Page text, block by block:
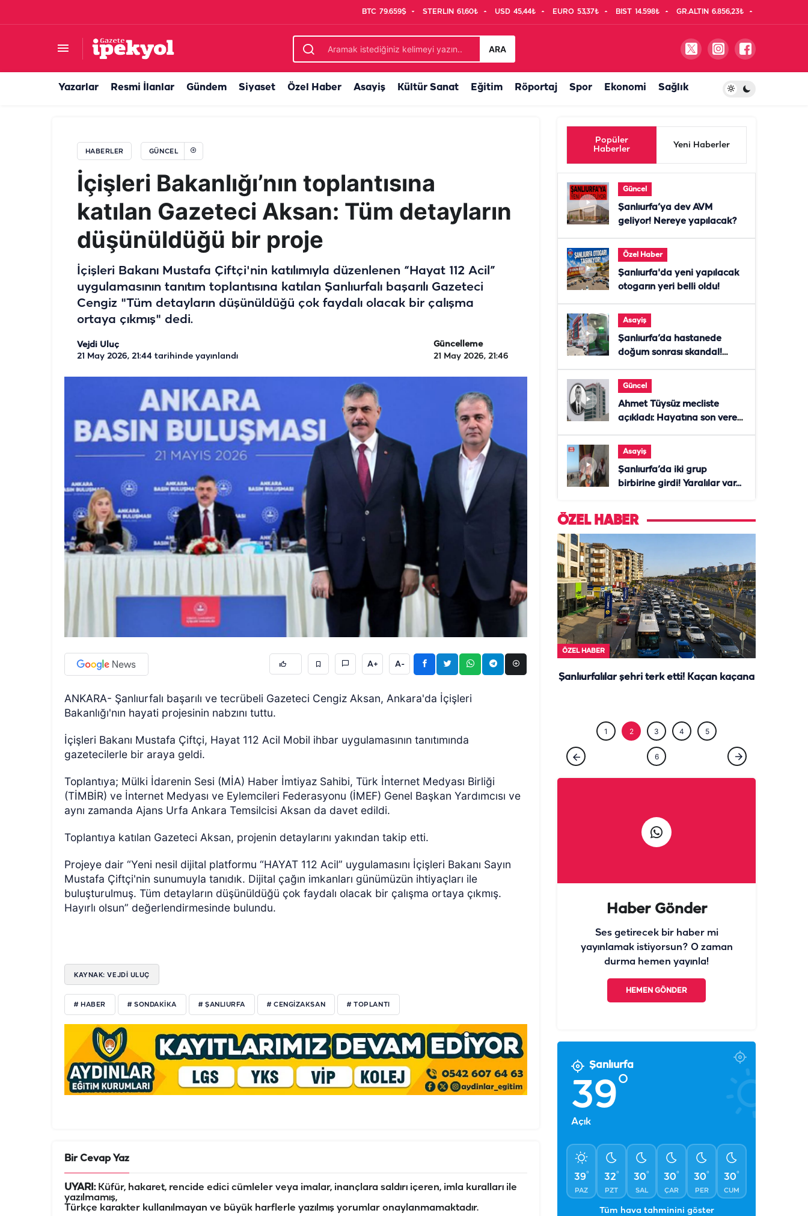
BTC 79.659$ STERLIN 61,60₺ USD 45,44₺ EURO 53,37₺ BIST 14.598₺ GR.ALTIN 6.856,23₺
ARA
Yazarlar Resmi İlanlar Gündem Siyaset Özel Haber Asayiş Kültür Sanat Eğitim Röportaj Spor Ekonomi Sağlık
HABERLER GÜNCEL
İçişleri Bakanlığı’nın toplantısına
katılan Gazeteci Aksan: Tüm detayların
düşünüldüğü bir proje
İçişleri Bakanı Mustafa Çiftçi'nin katılımıyla düzenlenen “Hayat 112 Acil”
uygulamasının tanıtım toplantısına katılan Şanlıurfalı başarılı Gazeteci
Cengiz "Tüm detayların düşünüldüğü çok faydalı olacak bir çalışma
ortaya çıkmış" dedi.
Vejdi Uluç
21 May 2026, 21:44 tarihinde yayınlandı
Güncelleme
21 May 2026, 21:46
A+ A-
ANKARA- Şanlıurfalı başarılı ve tecrübeli Gazeteci Cengiz Aksan, Ankara'da İçişleri
Bakanlığı'nın hayati projesinin nabzını tuttu.
İçişleri Bakanı Mustafa Çiftçi, Hayat 112 Acil Mobil ihbar uygulamasının tanıtımında
gazetecilerle bir araya geldi.
Toplantıya; Mülki İdarenin Sesi (MİA) Haber İmtiyaz Sahibi, Türk İnternet Medyası Birliği
(TİMBİR) ve İnternet Medyası ve Eylemcileri Federasyonu (İMEF) Genel Başkan Yardımcısı ve
aynı zamanda Ajans Urfa Ankara Temsilcisi Aksan da davet edildi.
Toplantıya katılan Gazeteci Aksan, projenin detaylarını yakından takip etti.
Projeye dair “Yeni nesil dijital platformu “HAYAT 112 Acil” uygulamasını İçişleri Bakanı Sayın
Mustafa Çiftçi'nin sunumuyla tanıdık. Dijital çağın imkanları günümüzün ihtiyaçları ile
buluşturulmuş. Tüm detayların düşünüldüğü çok faydalı olacak bir çalışma ortaya çıkmış.
Hayırlı olsun” değerlendirmesinde bulundu.
KAYNAK: VEJDI ULUÇ
# HABER # SONDAKIKA # ŞANLIURFA # CENGIZAKSAN # TOPLANTI
Bir Cevap Yaz
UYARI:Küfür, hakaret, rencide edici cümleler veya imalar, inançlara saldırı içeren, imla kuralları ile
yazılmamış,
Türkçe karakter kullanılmayan ve büyük harflerle yazılmış yorumlar onaylanmamaktadır.
Popüler
Haberler
Yeni Haberler
Güncel
Şanlıurfa’ya dev AVM
geliyor! Nereye yapılacak?
Özel Haber
Şanlıurfa'da yeni yapılacak
otogarın yeri belli oldu!
Asayiş
Şanlıurfa’da hastanede
doğum sonrası skandal!
Güncel
Ahmet Tüysüz mecliste
açıkladı: Hayatına son veren
ölmezdim" notunu bıraktı
Asayiş
Şanlıurfa’da iki grup
birbirine girdi! Yaralılar var...
ÖZEL HABER
ÖZEL HABER
Şanlıurfalılar şehri terk etti! Kaçan kaçana
1 2 3 4 5
6
Haber Gönder
Ses getirecek bir haber mi
yayınlamak istiyorsun? O zaman
durma hemen yayınla!
HEMEN GÖNDER
Şanlıurfa
39°
Açık
39°
PAZ
32°
PZT
30°
SAL
30°
ÇAR
30°
PER
30°
CUM
Tüm hava tahminini göster